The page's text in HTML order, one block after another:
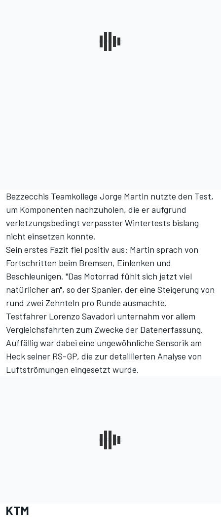
Bezzecchis Teamkollege Jorge Martin nutzte den Test,
um Komponenten nachzuholen, die er aufgrund
verletzungsbedingt verpasster Wintertests bislang
nicht einsetzen konnte.
Sein erstes Fazit fiel positiv aus: Martin sprach von
Fortschritten beim Bremsen, Einlenken und
Beschleunigen. "Das Motorrad fühlt sich jetzt viel
natürlicher an", so der Spanier, der eine Steigerung von
rund zwei Zehnteln pro Runde ausmachte.
Testfahrer Lorenzo Savadori unternahm vor allem
Vergleichsfahrten zum Zwecke der Datenerfassung.
Auffällig war dabei eine ungewöhnliche Sensorik am
Heck seiner RS-GP, die zur detaillierten Analyse von
Luftströmungen eingesetzt wurde.
KTM